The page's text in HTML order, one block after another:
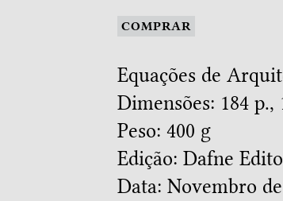
COMPRAR
Equações de
Dimensões: 184 p.,
Peso: 400 g
Edição: Dafne
Data: Novembro